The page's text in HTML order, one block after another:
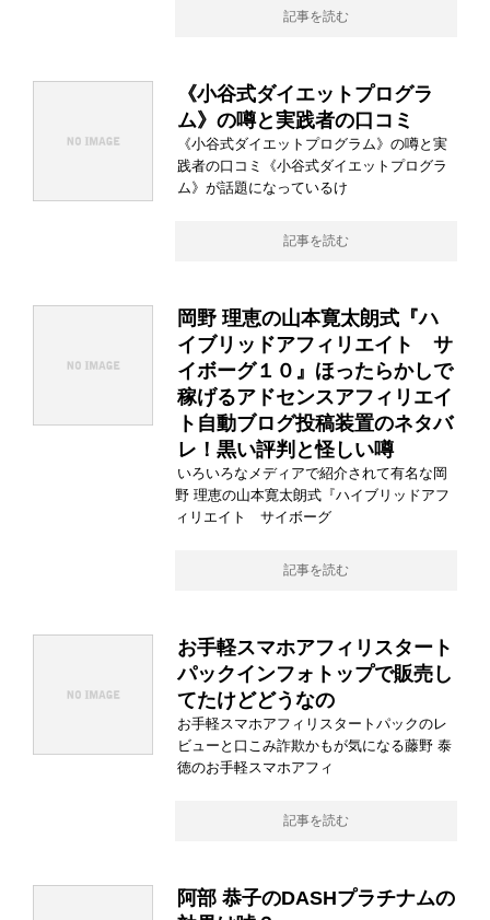
記事を読む
《小谷式ダイエットプログラ
ム》の噂と実践者の口コミ
《小谷式ダイエットプログラム》の噂と実
践者の口コミ《小谷式ダイエットプログラ
ム》が話題になっているけ
記事を読む
岡野 理恵の山本寛太朗式『ハ
イブリッドアフィリエイト サ
イボーグ１０』ほったらかしで
稼げるアドセンスアフィリエイ
ト自動ブログ投稿装置のネタバ
レ！黒い評判と怪しい噂
いろいろなメディアで紹介されて有名な岡
野 理恵の山本寛太朗式『ハイブリッドアフ
ィリエイト サイボーグ
記事を読む
お手軽スマホアフィリスタート
パックインフォトップで販売し
てたけどどうなの
お手軽スマホアフィリスタートパックのレ
ビューと口こみ詐欺かもが気になる藤野 泰
徳のお手軽スマホアフィ
記事を読む
阿部 恭子のDASHプラチナムの